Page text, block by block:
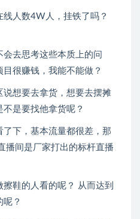
人数4W人，挂铁了吗？
去思考这些本质上的问
很赚钱，我能不能做？
想要去拿货，想要去摆摊
是要找他拿货呢？
下，基本流量都很差，那
播间是厂家打出的标杆直播
鞋的人看的呢？ 从而达到
？